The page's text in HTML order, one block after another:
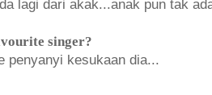
lagi dari akak...anak pun tak
singer?
penyanyi kesukaan dia...